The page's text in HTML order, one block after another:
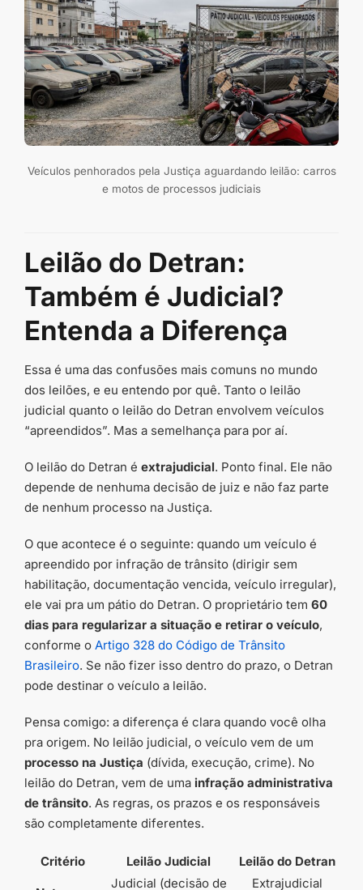
Veículos penhorados pela Justiça aguardando leilão: carros
e motos de processos judiciais
Leilão do Detran:
Também é Judicial?
Entenda a Diferença
Essa é uma das confusões mais comuns no mundo
dos leilões, e eu entendo por quê. Tanto o leilão
judicial quanto o leilão do Detran envolvem veículos
“apreendidos”. Mas a semelhança para por aí.
O leilão do Detran é extrajudicial. Ponto final. Ele não
depende de nenhuma decisão de juiz e não faz parte
de nenhum processo na Justiça.
O que acontece é o seguinte: quando um veículo é
apreendido por infração de trânsito (dirigir sem
habilitação, documentação vencida, veículo irregular),
ele vai pra um pátio do Detran. O proprietário tem 60
dias para regularizar a situação e retirar o veículo,
conforme o Artigo 328 do Código de Trânsito
Brasileiro. Se não fizer isso dentro do prazo, o Detran
pode destinar o veículo a leilão.
Pensa comigo: a diferença é clara quando você olha
pra origem. No leilão judicial, o veículo vem de um
processo na Justiça (dívida, execução, crime). No
leilão do Detran, vem de uma infração administrativa
de trânsito. As regras, os prazos e os responsáveis
são completamente diferentes.
Critério Leilão Judicial Leilão do Detran
Judicial (decisão de Extrajudicial